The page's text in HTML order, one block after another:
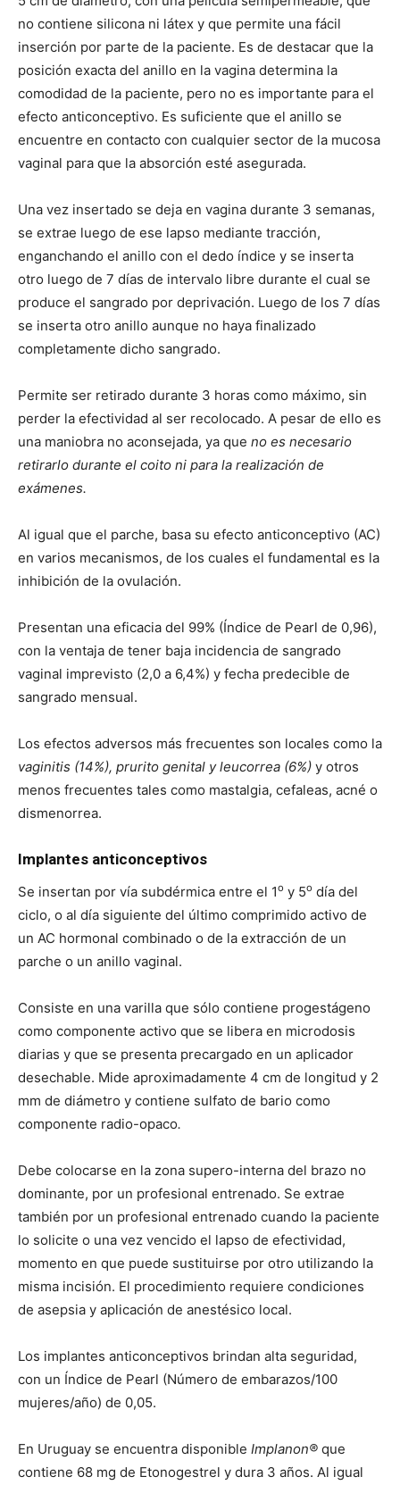
no contiene silicona ni látex y que permite una fácil
inserción por parte de la paciente. Es de destacar que la
posición exacta del anillo en la vagina determina la
comodidad de la paciente, pero no es importante para el
efecto anticonceptivo. Es suficiente que el anillo se
encuentre en contacto con cualquier sector de la mucosa
vaginal para que la absorción esté asegurada.
Una vez insertado se deja en vagina durante 3 semanas,
se extrae luego de ese lapso mediante tracción,
enganchando el anillo con el dedo índice y se inserta
otro luego de 7 días de intervalo libre durante el cual se
produce el sangrado por deprivación. Luego de los 7 días
se inserta otro anillo aunque no haya finalizado
completamente dicho sangrado.
Permite ser retirado durante 3 horas como máximo, sin
perder la efectividad al ser recolocado. A pesar de ello es
una maniobra no aconsejada, ya que no es necesario
retirarlo durante el coito ni para la realización de
exámenes.
Al igual que el parche, basa su efecto anticonceptivo (AC)
en varios mecanismos, de los cuales el fundamental es la
inhibición de la ovulación.
Presentan una eficacia del 99% (Índice de Pearl de 0,96),
con la ventaja de tener baja incidencia de sangrado
vaginal imprevisto (2,0 a 6,4%) y fecha predecible de
sangrado mensual.
Los efectos adversos más frecuentes son locales como la
vaginitis (14%), prurito genital y leucorrea (6%) y otros
menos frecuentes tales como mastalgia, cefaleas, acné o
dismenorrea.
Implantes anticonceptivos
Se insertan por vía subdérmica entre el 1o y 5o día del
ciclo, o al día siguiente del último comprimido activo de
un AC hormonal combinado o de la extracción de un
parche o un anillo vaginal.
Consiste en una varilla que sólo contiene progestágeno
como componente activo que se libera en microdosis
diarias y que se presenta precargado en un aplicador
desechable. Mide aproximadamente 4 cm de longitud y 2
mm de diámetro y contiene sulfato de bario como
componente radio-opaco.
Debe colocarse en la zona supero-interna del brazo no
dominante, por un profesional entrenado. Se extrae
también por un profesional entrenado cuando la paciente
lo solicite o una vez vencido el lapso de efectividad,
momento en que puede sustituirse por otro utilizando la
misma incisión. El procedimiento requiere condiciones
de asepsia y aplicación de anestésico local.
Los implantes anticonceptivos brindan alta seguridad,
con un Índice de Pearl (Número de embarazos/100
mujeres/año) de 0,05.
En Uruguay se encuentra disponible Implanon® que
contiene 68 mg de Etonogestrel y dura 3 años. Al igual